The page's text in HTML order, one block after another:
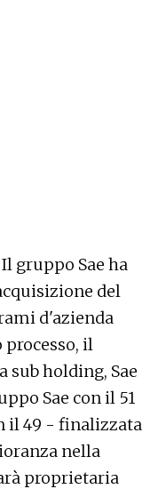
gruppo Sae ha
del
d'azienda
processo, il
sub holding, Sae
Sae con il 51
il 49 - finalizzata
nella
proprietaria